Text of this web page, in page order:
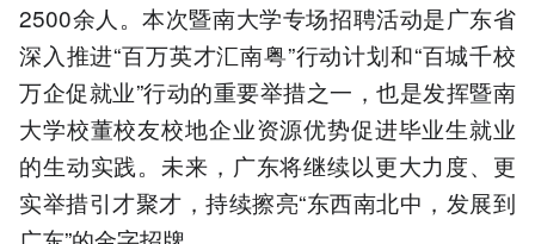
2500余人。本次暨南大学专场招聘活动是广东省
深入推进“百万英才汇南粤”行动计划和“百城千校
万企促就业”行动的重要举措之一，也是发挥暨南
大学校董校友校地企业资源优势促进毕业生就业
的生动实践。未来，广东将继续以更大力度、更
实举措引才聚才，持续擦亮“东西南北中，发展到